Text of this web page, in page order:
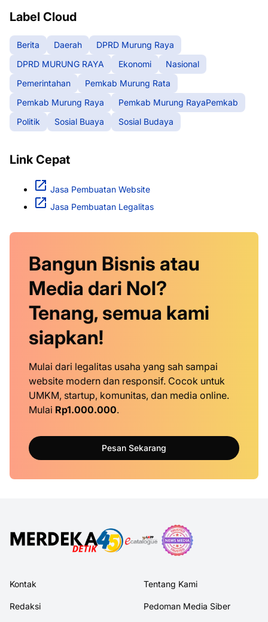
Label Cloud
Berita Daerah
DPRD Murung Raya
DPRD MURUNG RAYA
Ekonomi
Nasional
Pemerintahan
Pemkab Murung Rata
Pemkab Murung Raya
Pemkab Murung RayaPemkab
Politik
Sosial Buaya Sosial Budaya
Link Cepat
Jasa Pembuatan Website
Jasa Pembuatan Legalitas
Bangun Bisnis atau
Media dari Nol?
Tenang, semua kami
siapkan!
Mulai dari legalitas usaha yang sah sampai
website modern dan responsif. Cocok untuk
UMKM, startup, komunitas, dan media online.
Mulai Rp1.000.000.
Pesan Sekarang
Kontak Tentang Kami
Redaksi Pedoman Media Siber